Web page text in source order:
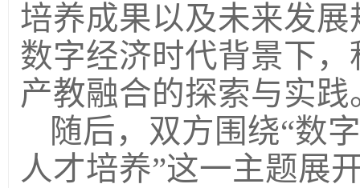
培养成果以及未来发
数字经济时代背景下
产教融合的探索与实践
随后，双方围绕“数
人才培养”这一主题展